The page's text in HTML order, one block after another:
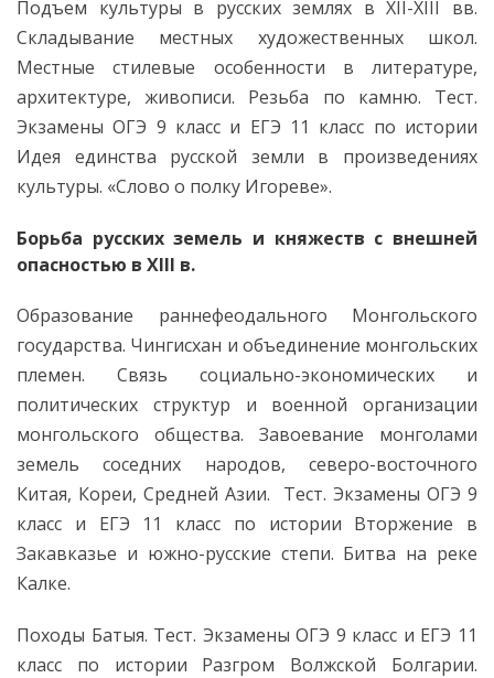
Подъем культуры в русских землях в XII-XIII вв.
Складывание местных художественных школ.
Местные стилевые особенности в литературе,
архитектуре, живописи. Резьба по камню. Тест.
Экзамены ОГЭ 9 класс и ЕГЭ 11 класс по истории
Идея единства русской земли в произведениях
культуры. «Слово о полку Игореве».
Борьба русских земель и княжеств с внешней
опасностью в XIII в.
Образование раннефеодального Монгольского
государства. Чингисхан и объединение монгольских
племен. Связь социально-экономических и
политических структур и военной организации
монгольского общества. Завоевание монголами
земель соседних народов, северо-восточного
Китая, Кореи, Средней Азии. Тест. Экзамены ОГЭ 9
класс и ЕГЭ 11 класс по истории Вторжение в
Закавказье и южно-русские степи. Битва на реке
Калке.
Походы Батыя. Тест. Экзамены ОГЭ 9 класс и ЕГЭ 11
класс по истории Разгром Волжской Болгарии.